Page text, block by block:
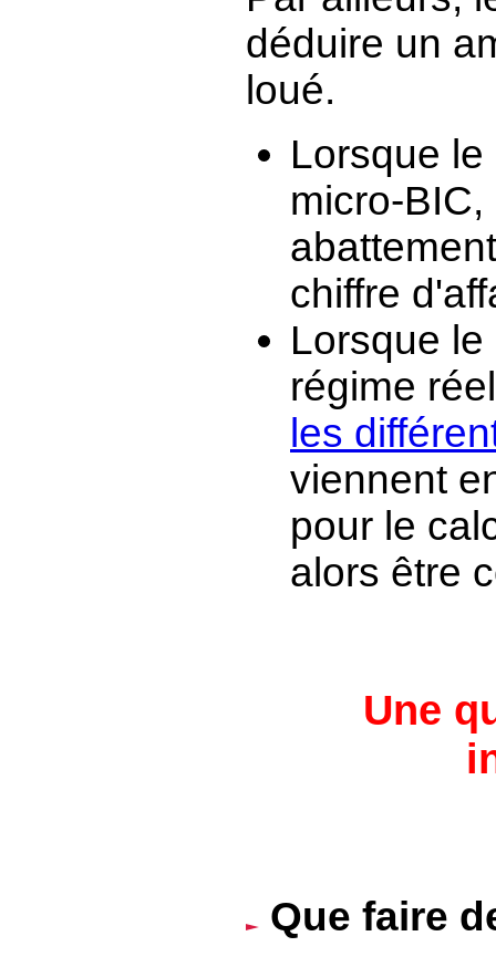
déduire un
loué.
Lorsque
micro-
chiffre
Lorsque
régime
les
viennent
pour le
alors être
Une
Que faire